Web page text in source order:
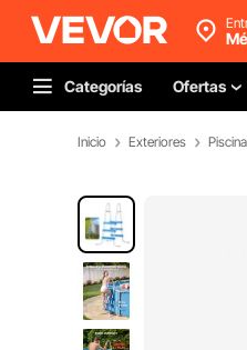
Categorías Ofertas
Inicio Exteriores